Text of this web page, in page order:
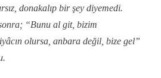
donakalıp bir şey diyemedi.
sonra; “Bunu al git, bizim
olursa, anbara değil, bize gel”